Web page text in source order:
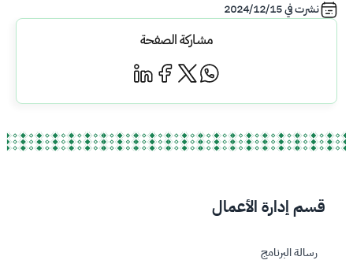
نشرت في2024/12/15
مشاركة الصفحة
قسم إدارة الأعمال
رسالة البرنامج